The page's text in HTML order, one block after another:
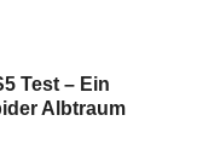
Test – Ein
Albtraum